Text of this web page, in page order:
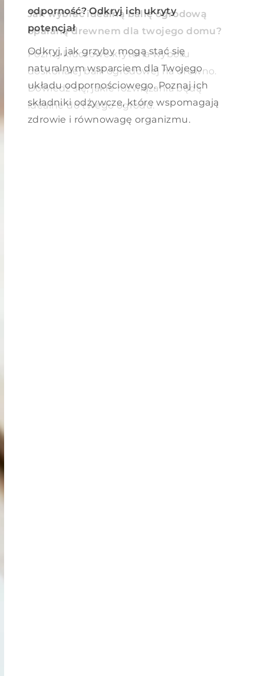
Jak wybrać idealne podpórki pod
dłonie dla salonu kosmetycznego?
Odkryj, jak właściwie dobrać podpórki
pod dłonie do salonu kosmetycznego.
Zadbaj o komfort i ergonomię zarówno
dla klientów, jak i pracowników, dzięki
naszym praktycznym wskazówkom.
odporność? Odkryj ich ukryty
potencjał
Odkryj, jak grzyby mogą stać się
naturalnym wsparciem dla Twojego
układu odpornościowego. Poznaj ich
składniki odżywcze, które wspomagają
zdrowie i równowagę organizmu.
Jak wybrać idealną balię ogrodową
opalaną drewnem dla twojego domu?
Poznaj kluczowe kryteria wyboru
doskonałej balii ogrodowej na drewno.
Dowiedz się, jakie rozwiązania będą
idealne do twego ogrodu.